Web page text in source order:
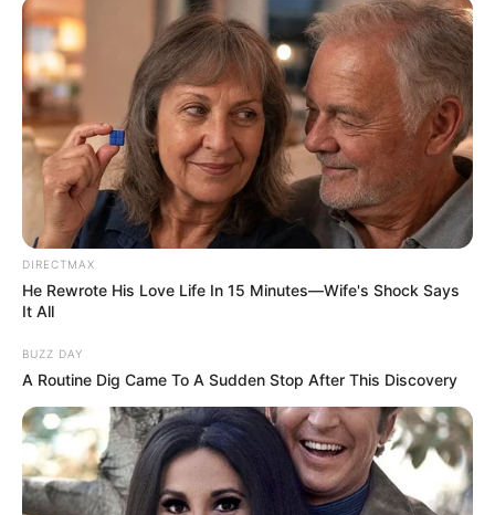
สีมงคล
แจกตาราง สีมงคลตามราศี 2569 ประจำ
เดือนพฤษภาคม โดย อ.รักษ์ เลขเด็ด
รับข่าวสารเลขมงคล สถิติเลขดัง ดวงรายวัน รายเดือน รายปี
พร้อมแนะนำวิธีเสริมดวง
ลุ้นรับรางวัลจากกิจกรรมเสริมความเป็นมงคลให้กับตัวท่านเอง
DIRECTMAX
He Rewrote His Love Life In 15 Minutes—Wife's Shock Says
It All
BUZZ DAY
A Routine Dig Came To A Sudden Stop After This Discovery